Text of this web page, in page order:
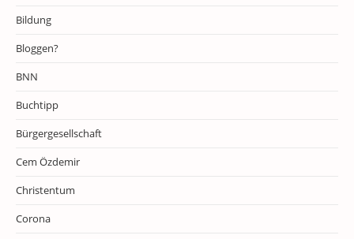
Bildung
Bloggen?
BNN
Buchtipp
Bürgergesellschaft
Cem Özdemir
Christentum
Corona